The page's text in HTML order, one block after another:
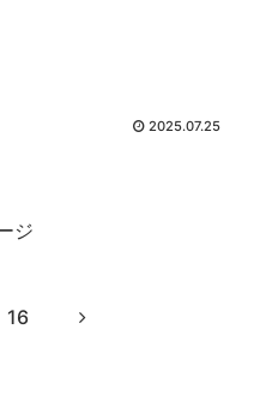
2025.07.25
ジ
16 次